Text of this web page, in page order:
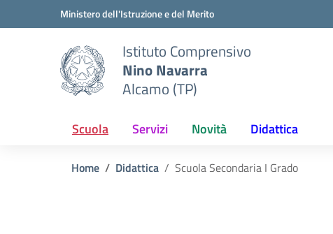
Vai ai contenuti
Vai al menu di navigazioneMinistero dell'Istruzione e del Merito
Istituto Comprensivo
Nino Navarra
Alcamo (TP)
Scuola Servizi Novità Didattica
Home Didattica Scuola Secondaria I Grado